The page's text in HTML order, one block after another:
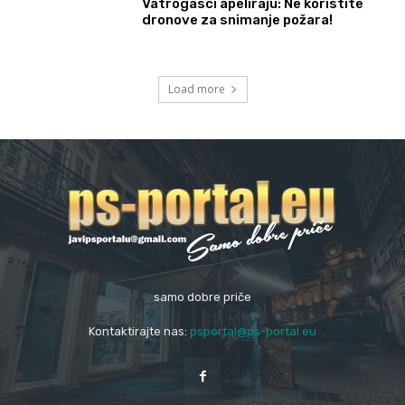
Vatrogasci apeliraju: Ne koristite
dronove za snimanje požara!
Load more
samo dobre priče
Kontaktirajte nas: psportal@ps-portal.eu